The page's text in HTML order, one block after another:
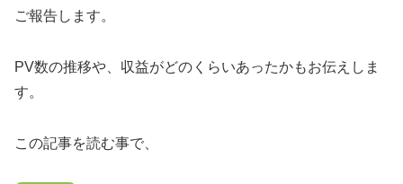
ご報告します。
PV数の推移や、収益がどのくらいあったかもお伝えしま
す。
この記事を読む事で、